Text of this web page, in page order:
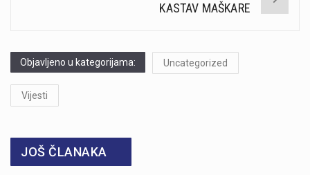
KASTAV MAŠKARE
Objavljeno u kategorijama: Uncategorized
Vijesti
JOŠ ČLANAKA